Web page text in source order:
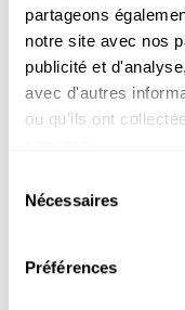
partageons
notre site avec nos
publicité et
avec d'autres
ou qu'ils ont
Nécessaires
Préférences